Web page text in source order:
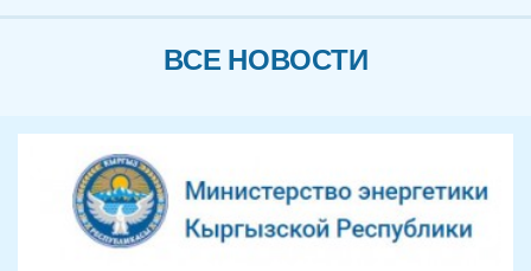
ВСЕ НОВОСТИ